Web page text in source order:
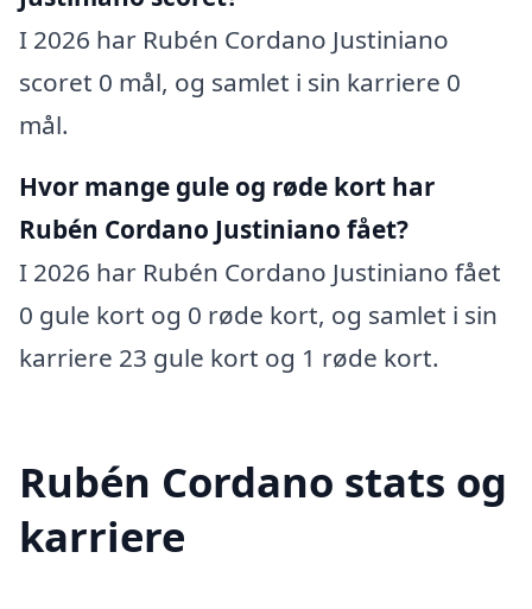
I 2026 har Rubén Cordano Justiniano
scoret 0 mål, og samlet i sin karriere 0
mål.
Hvor mange gule og røde kort har
Rubén Cordano Justiniano fået?
I 2026 har Rubén Cordano Justiniano fået
0 gule kort og 0 røde kort, og samlet i sin
karriere 23 gule kort og 1 røde kort.
Rubén Cordano stats og
karriere